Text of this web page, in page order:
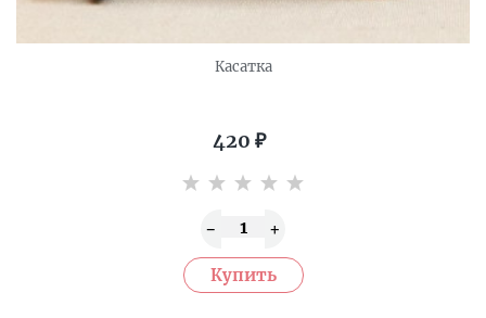
Касатка
420 ₽